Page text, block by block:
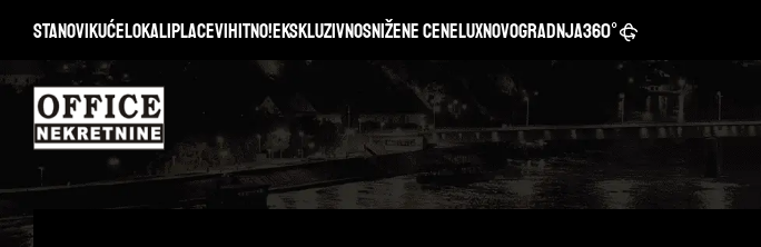
StanoviKućeLokaliPlaceviHitno!EkskluzivnoSnižene ceneLuxNovogradnja360°